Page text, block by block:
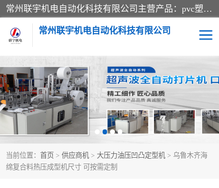
常州联宇机电自动化科技有限公司主营产品：pvc塑料焊机、高频热合机、软膜天花压边机、服装布料凹凸压花机、布料3d压印设备、服装植胶设备、超声波布料花边机、无纺布热合机、全自动压花机。
常州联宇机电自动化科技有限公司
当前位置： 首页 > 供应商机 > 大压力油压凹凸定型机 > 乌鲁木齐海
绵复合料热压成型机尺寸 可按需定制
压花定型机以及压花模具 超声波热合机
高频热合机 超声波花边机
超声波复合压花机 凹凸压花机压标机
3040凹凸压花机 双头服装凹凸压花机